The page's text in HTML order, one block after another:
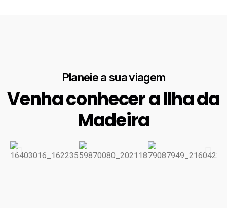
Planeie a sua viagem
Venha conhecer a Ilha da
Madeira